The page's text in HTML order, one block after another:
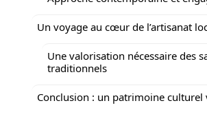
Un voyage au cœur de l’artisanat
Une valorisation nécessaire des
traditionnels
Conclusion : un patrimoine culturel